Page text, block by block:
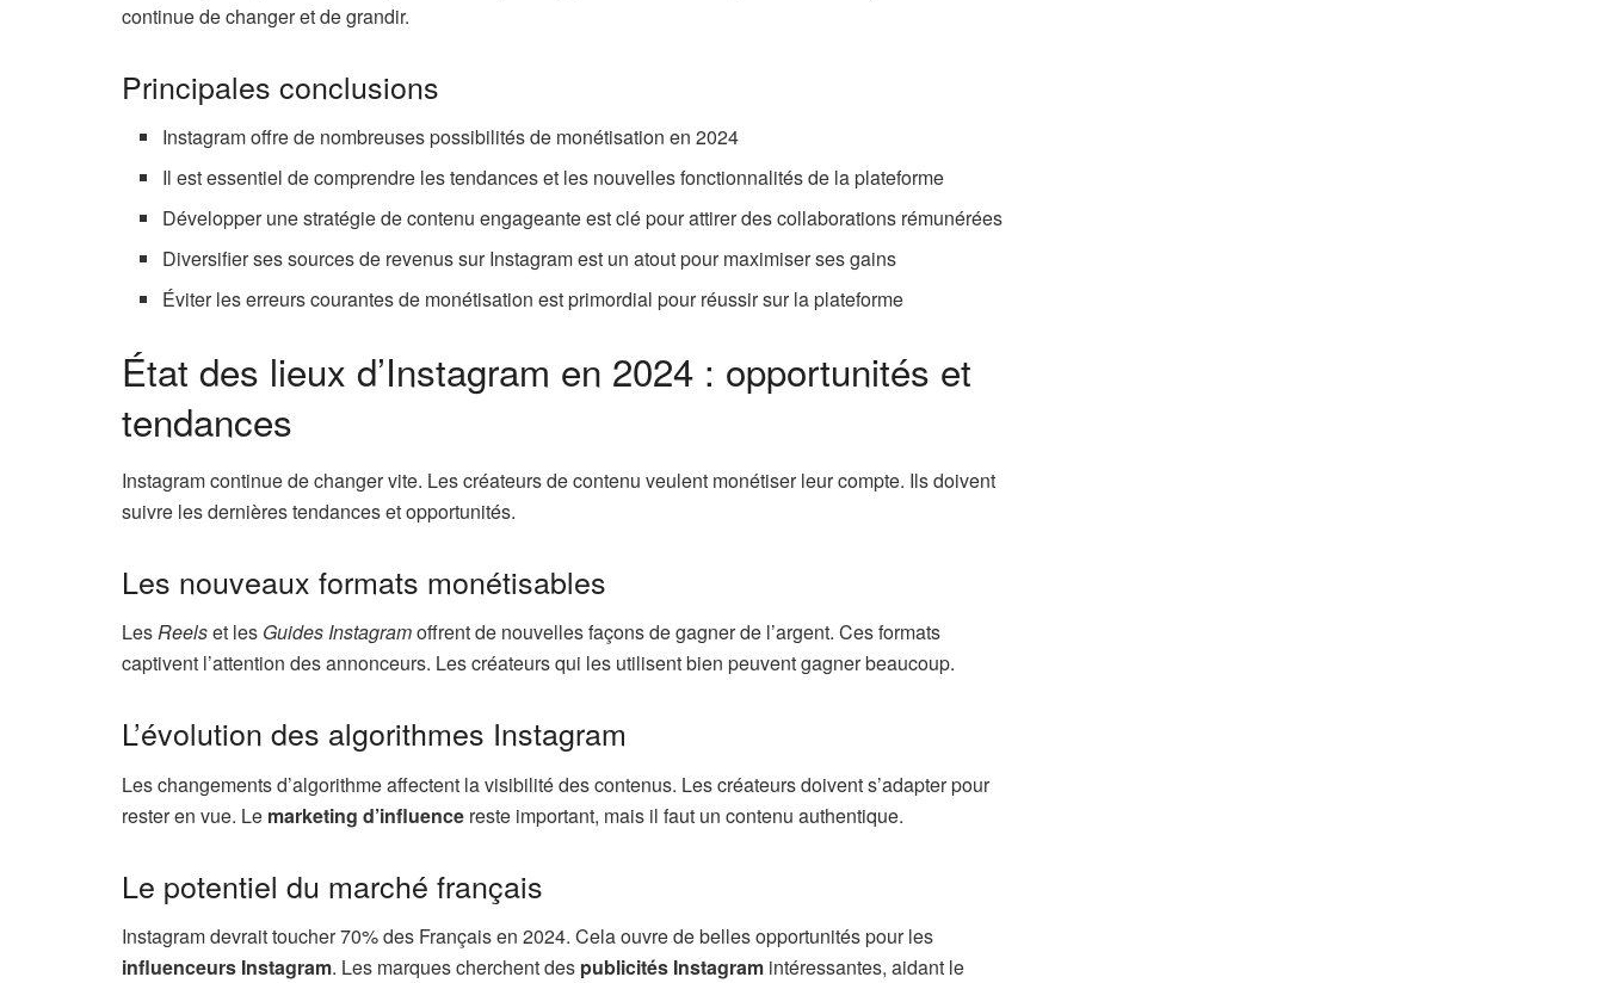
continue de changer et de grandir.
Principales conclusions
Instagram offre de nombreuses possibilités de monétisation en 2024
Il est essentiel de comprendre les tendances et les nouvelles fonctionnalités de la plateforme
Développer une stratégie de contenu engageante est clé pour attirer des collaborations rémunérées
Diversifier ses sources de revenus sur Instagram est un atout pour maximiser ses gains
Éviter les erreurs courantes de monétisation est primordial pour réussir sur la plateforme
État des lieux d’Instagram en 2024 : opportunités et
tendances
Instagram continue de changer vite. Les créateurs de contenu veulent monétiser leur compte. Ils doivent
suivre les dernières tendances et opportunités.
Les nouveaux formats monétisables
LesReelset les Guides Instagramoffrent de nouvelles façons de gagner de l’argent. Ces formats
captivent l’attention des annonceurs. Les créateurs qui les utilisent bien peuvent gagner beaucoup.
L’évolution des algorithmes Instagram
Les changements d’algorithme affectent la visibilité des contenus. Les créateurs doivent s’adapter pour
rester en vue. Le marketing d’influence reste important, mais il faut un contenu authentique.
Le potentiel du marché français
Instagram devrait toucher 70% des Français en 2024. Cela ouvre de belles opportunités pour les
influenceurs Instagram. Les marques cherchent des publicités Instagram intéressantes, aidant le